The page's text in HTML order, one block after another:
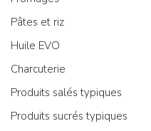
Pâtes et riz
Huile EVO
Charcuterie
Produits salés typiques
Produits sucrés typiques